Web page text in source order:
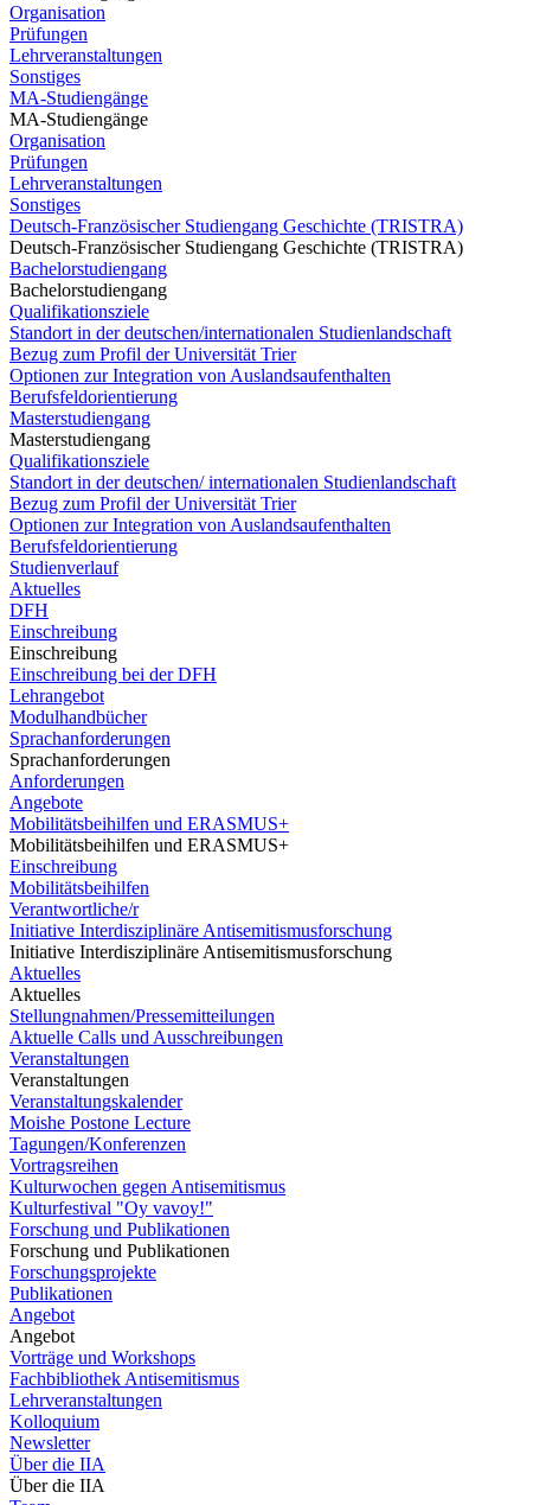
Organisation
Prüfungen
Lehrveranstaltungen
Sonstiges
MA-Studiengänge
MA-Studiengänge
Organisation
Prüfungen
Lehrveranstaltungen
Sonstiges
Deutsch-Französischer Studiengang Geschichte (TRISTRA)
Deutsch-Französischer Studiengang Geschichte (TRISTRA)
Bachelorstudiengang
Bachelorstudiengang
Qualifikationsziele
Standort in der deutschen/internationalen Studienlandschaft
Bezug zum Profil der Universität Trier
Optionen zur Integration von Auslandsaufenthalten
Berufsfeldorientierung
Masterstudiengang
Masterstudiengang
Qualifikationsziele
Standort in der deutschen/ internationalen Studienlandschaft
Bezug zum Profil der Universität Trier
Optionen zur Integration von Auslandsaufenthalten
Berufsfeldorientierung
Studienverlauf
Aktuelles
DFH
Einschreibung
Einschreibung
Einschreibung bei der DFH
Lehrangebot
Modulhandbücher
Sprachanforderungen
Sprachanforderungen
Anforderungen
Angebote
Mobilitätsbeihilfen und ERASMUS+
Mobilitätsbeihilfen und ERASMUS+
Einschreibung
Mobilitätsbeihilfen
Verantwortliche/r
Initiative Interdisziplinäre Antisemitismusforschung
Initiative Interdisziplinäre Antisemitismusforschung
Aktuelles
Aktuelles
Stellungnahmen/Pressemitteilungen
Aktuelle Calls und Ausschreibungen
Veranstaltungen
Veranstaltungen
Veranstaltungskalender
Moishe Postone Lecture
Tagungen/Konferenzen
Vortragsreihen
Kulturwochen gegen Antisemitismus
Kulturfestival "Oy vavoy!"
Forschung und Publikationen
Forschung und Publikationen
Forschungsprojekte
Publikationen
Angebot
Angebot
Vorträge und Workshops
Fachbibliothek Antisemitismus
Lehrveranstaltungen
Kolloquium
Newsletter
Über die IIA
Über die IIA